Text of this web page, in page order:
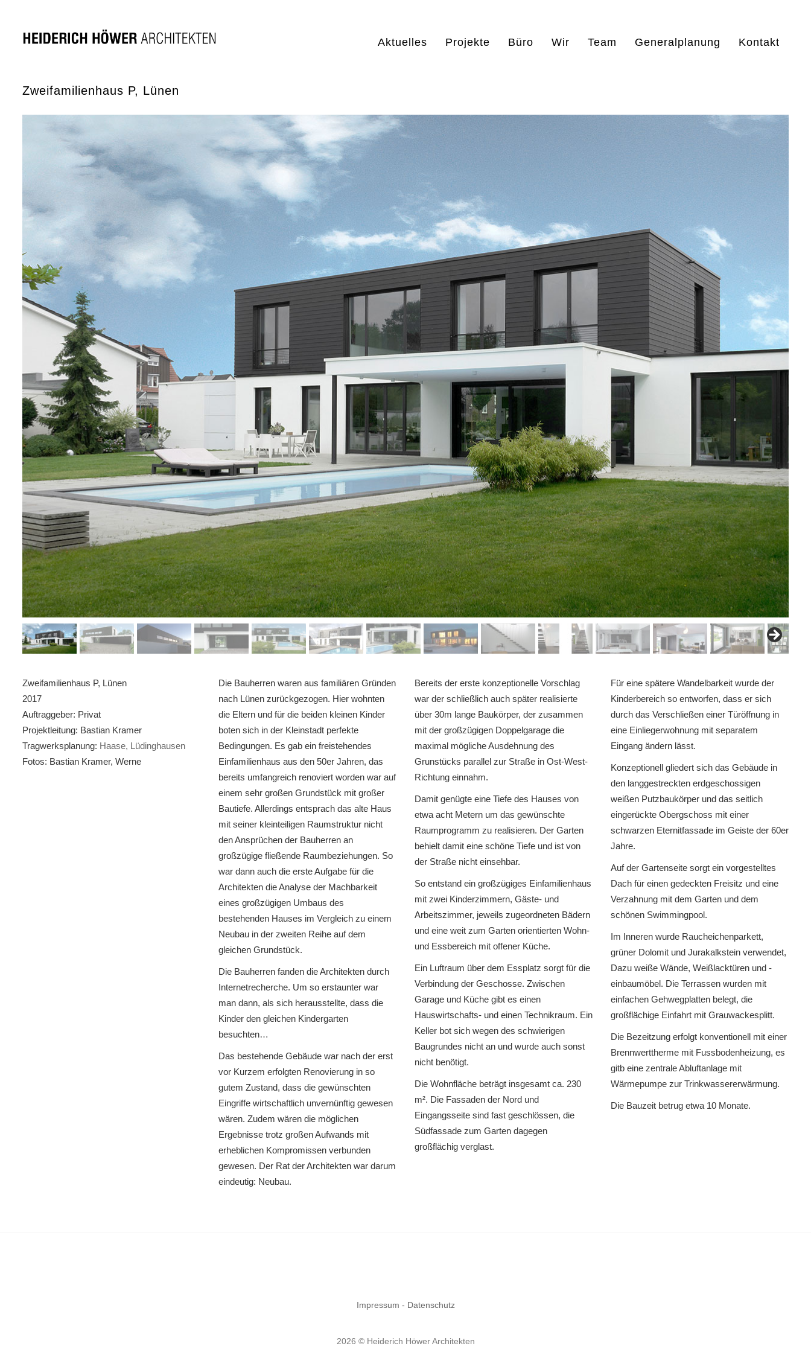
Aktuelles Projekte Büro Wir Team Generalplanung Kontakt
Zweifamilienhaus P, Lünen
Zweifamilienhaus P, Lünen
2017
Auftraggeber: Privat
Projektleitung: Bastian Kramer
Tragwerksplanung: Haase, Lüdinghausen
Fotos: Bastian Kramer, Werne
Die Bauherren waren aus familiären Gründen
nach Lünen zurückgezogen. Hier wohnten
die Eltern und für die beiden kleinen Kinder
boten sich in der Kleinstadt perfekte
Bedingungen. Es gab ein freistehendes
Einfamilienhaus aus den 50er Jahren, das
bereits umfangreich renoviert worden war auf
einem sehr großen Grundstück mit großer
Bautiefe. Allerdings entsprach das alte Haus
mit seiner kleinteiligen Raumstruktur nicht
den Ansprüchen der Bauherren an
großzügige fließende Raumbeziehungen. So
war dann auch die erste Aufgabe für die
Architekten die Analyse der Machbarkeit
eines großzügigen Umbaus des
bestehenden Hauses im Vergleich zu einem
Neubau in der zweiten Reihe auf dem
gleichen Grundstück.
Die Bauherren fanden die Architekten durch
Internetrecherche. Um so erstaunter war
man dann, als sich herausstellte, dass die
Kinder den gleichen Kindergarten
besuchten…
Das bestehende Gebäude war nach der erst
vor Kurzem erfolgten Renovierung in so
gutem Zustand, dass die gewünschten
Eingriffe wirtschaftlich unvernünftig gewesen
wären. Zudem wären die möglichen
Ergebnisse trotz großen Aufwands mit
erheblichen Kompromissen verbunden
gewesen. Der Rat der Architekten war darum
eindeutig: Neubau.
Bereits der erste konzeptionelle Vorschlag
war der schließlich auch später realisierte
über 30m lange Baukörper, der zusammen
mit der großzügigen Doppelgarage die
maximal mögliche Ausdehnung des
Grunstücks parallel zur Straße in Ost-West-
Richtung einnahm.
Damit genügte eine Tiefe des Hauses von
etwa acht Metern um das gewünschte
Raumprogramm zu realisieren. Der Garten
behielt damit eine schöne Tiefe und ist von
der Straße nicht einsehbar.
So entstand ein großzügiges Einfamilienhaus
mit zwei Kinderzimmern, Gäste- und
Arbeitszimmer, jeweils zugeordneten Bädern
und eine weit zum Garten orientierten Wohn-
und Essbereich mit offener Küche.
Ein Luftraum über dem Essplatz sorgt für die
Verbindung der Geschosse. Zwischen
Garage und Küche gibt es einen
Hauswirtschafts- und einen Technikraum. Ein
Keller bot sich wegen des schwierigen
Baugrundes nicht an und wurde auch sonst
nicht benötigt.
Die Wohnfläche beträgt insgesamt ca. 230
m². Die Fassaden der Nord und
Eingangsseite sind fast geschlössen, die
Südfassade zum Garten dagegen
großflächig verglast.
Für eine spätere Wandelbarkeit wurde der
Kinderbereich so entworfen, dass er sich
durch das Verschließen einer Türöffnung in
eine Einliegerwohnung mit separatem
Eingang ändern lässt.
Konzeptionell gliedert sich das Gebäude in
den langgestreckten erdgeschossigen
weißen Putzbaukörper und das seitlich
eingerückte Obergschoss mit einer
schwarzen Eternitfassade im Geiste der 60er
Jahre.
Auf der Gartenseite sorgt ein vorgestelltes
Dach für einen gedeckten Freisitz und eine
Verzahnung mit dem Garten und dem
schönen Swimmingpool.
Im Inneren wurde Raucheichenparkett,
grüner Dolomit und Jurakalkstein verwendet,
Dazu weiße Wände, Weißlacktüren und -
einbaumöbel. Die Terrassen wurden mit
einfachen Gehwegplatten belegt, die
großflächige Einfahrt mit Grauwackesplitt.
Die Bezeitzung erfolgt konventionell mit einer
Brennwerttherme mit Fussbodenheizung, es
gitb eine zentrale Abluftanlage mit
Wärmepumpe zur Trinkwassererwärmung.
Die Bauzeit betrug etwa 10 Monate.
Impressum - Datenschutz
2026 © Heiderich Höwer Architekten